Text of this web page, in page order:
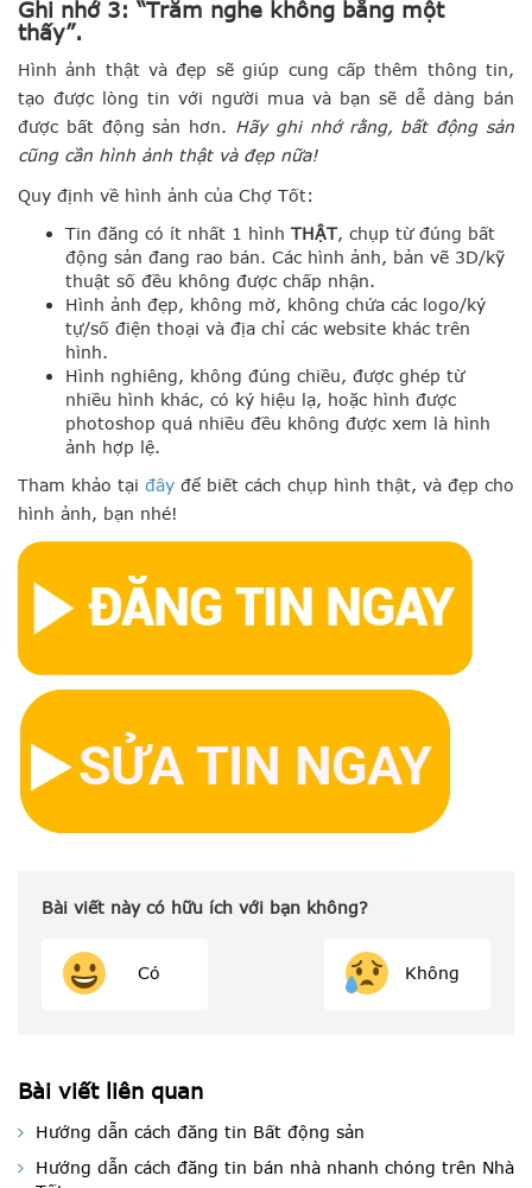
Ghi nhớ 3: “Trăm nghe không bằng một
thấy”.
Hình ảnh thật và đẹp sẽ giúp cung cấp thêm thông tin,
tạo được lòng tin với người mua và bạn sẽ dễ dàng bán
được bất động sản hơn. Hãy ghi nhớ rằng, bất động sản
cũng cần hình ảnh thật và đẹp nữa!
Quy định về hình ảnh của Chợ Tốt:
Tin đăng có ít nhất 1 hình THẬT, chụp từ đúng bất
động sản đang rao bán. Các hình ảnh, bản vẽ 3D/kỹ
thuật số đều không được chấp nhận.
Hình ảnh đẹp, không mờ, không chứa các logo/ký
tự/số điện thoại và địa chỉ các website khác trên
hình.
Hình nghiêng, không đúng chiều, được ghép từ
nhiều hình khác, có ký hiệu lạ, hoặc hình được
photoshop quá nhiều đều không được xem là hình
ảnh hợp lệ.
Tham khảo tại đây để biết cách chụp hình thật, và đẹp cho
hình ảnh, bạn nhé!
Bài viết này có hữu ích với bạn không?
Có Không
Bài viết liên quan
Hướng dẫn cách đăng tin Bất động sản
Hướng dẫn cách đăng tin bán nhà nhanh chóng trên Nhà